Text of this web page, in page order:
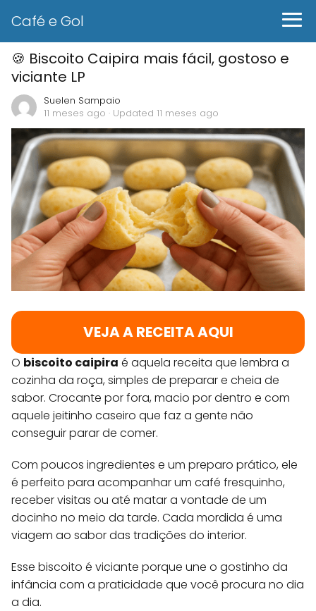
Café e Gol
🍪 Biscoito Caipira mais fácil, gostoso e
viciante LP
Suelen Sampaio
11 meses ago · Updated 11 meses ago
VEJA A RECEITA AQUI
O biscoito caipira é aquela receita que lembra a
cozinha da roça, simples de preparar e cheia de
sabor. Crocante por fora, macio por dentro e com
aquele jeitinho caseiro que faz a gente não
conseguir parar de comer.
Com poucos ingredientes e um preparo prático, ele
é perfeito para acompanhar um café fresquinho,
receber visitas ou até matar a vontade de um
docinho no meio da tarde. Cada mordida é uma
viagem ao sabor das tradições do interior.
Esse biscoito é viciante porque une o gostinho da
infância com a praticidade que você procura no dia
a dia.